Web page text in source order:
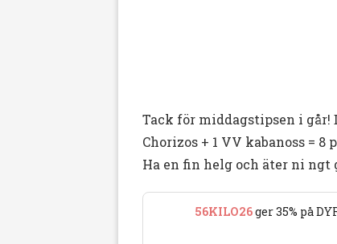
Tack för middagstipsen i går!
Chorizos + 1 VV kabanoss = 8
Ha en fin helg och äter ni
56KILO26ger 35% på